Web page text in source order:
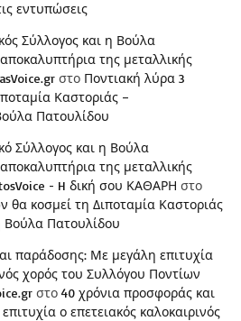
εντυπώσεις
Σύλλογος και η Βούλα
της μεταλλικής
στο Ποντιακή λύρα 3
Καστοριάς –
Πατουλίδου
Σύλλογος και η Βούλα
της μεταλλικής
- H δική σου ΚΑΘΑΡΗ στο
θα κοσμεί τη Διποταμία Καστοριάς
Βούλα Πατουλίδου
παράδοσης: Με μεγάλη επιτυχία
χορός του Συλλόγου Ποντίων
στο 40 χρόνια προσφοράς και
ο επετειακός καλοκαιρινός